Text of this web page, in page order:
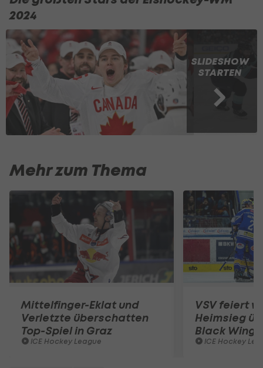
2024
SLIDESHOW
STARTEN
Mehr zum Thema
Mittelfinger-Eklat und
Verletzte überschatten
Top-Spiel in Graz
ICE Hockey League
VSV feiert
Heimsieg
Black Wings
ICE Hockey